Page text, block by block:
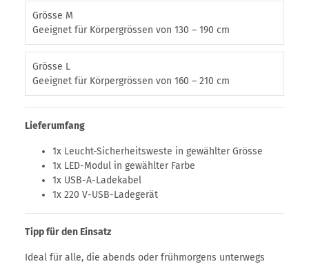
Grösse M
Geeignet für Körpergrössen von 130 – 190 cm
Grösse L
Geeignet für Körpergrössen von 160 – 210 cm
Lieferumfang
1x Leucht-Sicherheitsweste in gewählter Grösse
1x LED-Modul in gewählter Farbe
1x USB-A-Ladekabel
1x 220 V-USB-Ladegerät
Tipp für den Einsatz
Ideal für alle, die abends oder frühmorgens unterwegs